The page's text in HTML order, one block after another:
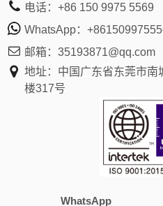
电话： +86 150 9975 5569
WhatsApp：
邮箱： 35193871@qq.com
地址：中国广东省东莞市
楼317号
WhatsApp